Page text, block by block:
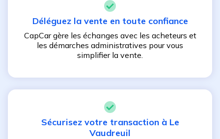
Déléguez la vente en toute confiance
CapCar gère les échanges avec les acheteurs et
les démarches administratives pour vous
simplifier la vente.
Sécurisez votre transaction à Le
Vaudreuil